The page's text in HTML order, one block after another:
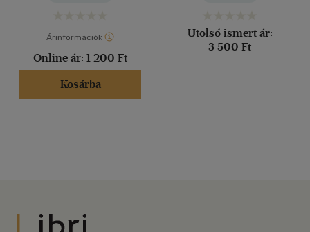
Árinformációk
Online ár: 1 200 Ft
Kosárba
Utolsó ismert ár:
3 500 Ft
Libri